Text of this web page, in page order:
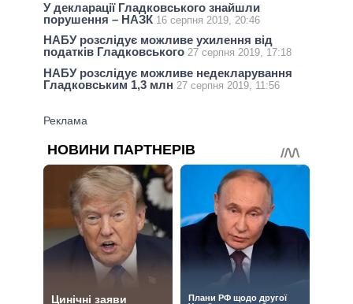
У декларації Гладковського знайшли
порушення – НАЗК 16 серпня 2019, 20:46
НАБУ розслідує можливе ухилення від
податків Гладковського 27 серпня 2019, 17:18
НАБУ розслідує можливе недекларування
Гладковським 1,3 млн 27 серпня 2019, 11:56